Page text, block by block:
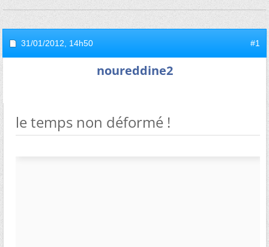
31/01/2012, 14h50 #1
noureddine2
le temps non déformé !